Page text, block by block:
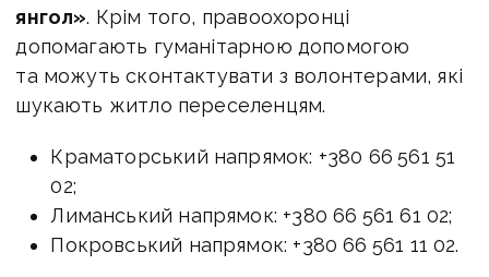
янгол». Крім того, правоохоронці
допомагають гуманітарною допомогою
та можуть сконтактувати з волонтерами, які
шукають житло переселенцям.
Краматорський напрямок: +380 66 561 51
02;
Лиманський напрямок: +380 66 561 61 02;
Покровський напрямок: +380 66 561 11 02.